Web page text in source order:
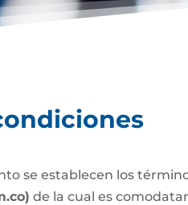
se establecen los
de la cual es